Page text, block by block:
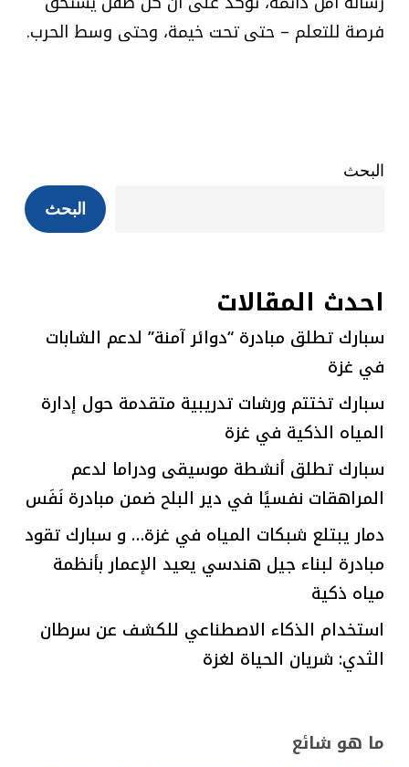
فرصة للتعلم – حتى تحت خيمة، وحتى وسط الحرب.
البحث
البحث
احدث المقالات
سبارك تطلق مبادرة “دوائر آمنة” لدعم الشابات
في غزة
سبارك تختتم ورشات تدريبية متقدمة حول إدارة
المياه الذكية في غزة
سبارك تطلق أنشطة موسيقى ودراما لدعم
المراهقات نفسيًا في دير البلح ضمن مبادرة نَفَس
دمار يبتلع شبكات المياه في غزة… و سبارك تقود
مبادرة لبناء جيل هندسي يعيد الإعمار بأنظمة
مياه ذكية
استخدام الذكاء الاصطناعي للكشف عن سرطان
الثدي: شريان الحياة لغزة
ما هو شائع